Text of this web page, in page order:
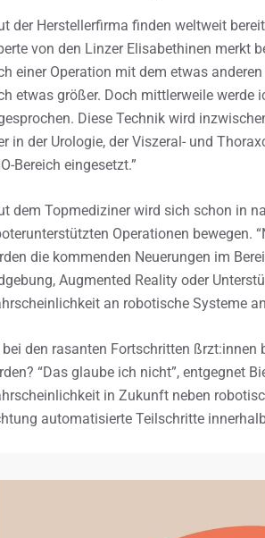
der Herstellerfirma finden weltweit
von den Linzer Elisabethinen merkt
einer Operation mit dem etwas
etwas größer. Doch mittlerweile werde
Diese Technik wird
in der Urologie, der Viszeral- und
Bereich eingesetzt.”
dem Topmediziner wird sich schon in
Operationen bewegen.
die kommenden Neuerungen im
Augmented Reality oder
an robotische Systeme
bei den rasanten Fortschritten
“Das glaube ich nicht”, entgegnet
in Zukunft neben
automatisierte Teilschritte innerhalb